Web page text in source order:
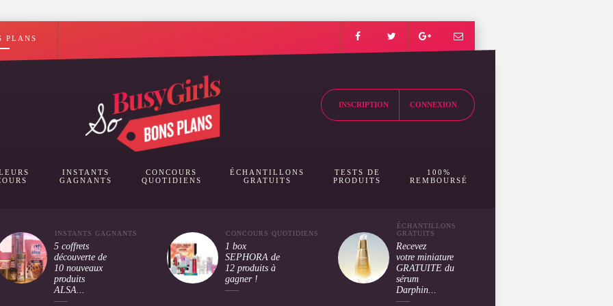
PLANS
INSTANTS
GAGNANTS
CONCOURS
QUOTIDIENS
ÉCHANTILLONS
GRATUITS
TESTS DE
PRODUITS
100%
REMBOURSÉ
INSCRIPTION CONNEXION
INSTANTS GAGNANTS
5 coffrets
découverte de
10 nouveaux
produits
ALSA...
CONCOURS QUOTIDIENS
1 box
SEPHORA de
12 produits à
gagner !
ÉCHANTILLONS
GRATUITS
Recevez
votre miniature
GRATUITE du
sérum
Darphin...